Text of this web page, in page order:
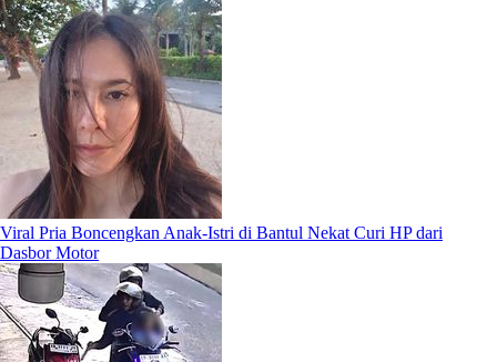
Viral Pria Boncengkan Anak-Istri di Bantul Nekat Curi HP dari
Dasbor Motor